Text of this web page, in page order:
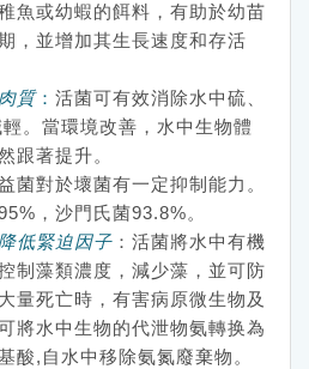
魚或幼蝦的餌料，有助於幼苗
，並增加其生長速度和存活
質： 活菌可有效消除水中硫、
。當環境改善，水中生物體
跟著提升。
菌對於壞菌有一定抑制能力。
，沙門氏菌93.8%。
低緊迫因子 ：活菌將水中有機
制藻類濃度，減少藻，並可防
量死亡時，有害病原微生物及
將水中生物的代泄物氨轉换為
酸,自水中移除氨氮廢棄物。